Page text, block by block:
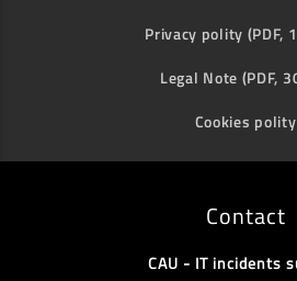
Privacy polity (PDF,
Legal Note (PDF,
Cookies polity
Contact
CAU - IT incidents